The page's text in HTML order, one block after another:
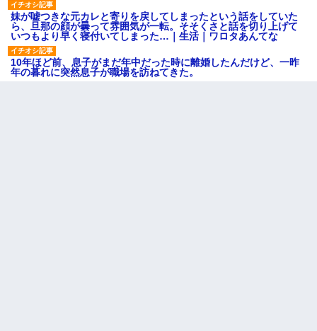
妹が嘘つきな元カレと寄りを戻してしまったという話をしていた
ら、旦那の顔が曇って雰囲気が一転。そそくさと話を切り上げて
いつもより早く寝付いてしまった…｜生活｜ワロタあんてな
10年ほど前、息子がまだ年中だった時に離婚したんだけど、一昨
年の暮れに突然息子が職場を訪ねてきた。